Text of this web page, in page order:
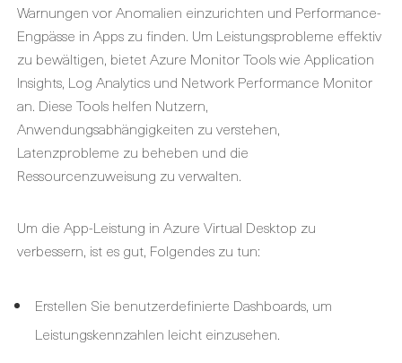
Warnungen vor Anomalien einzurichten und Performance-
Engpässe in Apps zu finden. Um Leistungsprobleme effektiv
zu bewältigen, bietet Azure Monitor Tools wie Application
Insights, Log Analytics und Network Performance Monitor
an. Diese Tools helfen Nutzern,
Anwendungsabhängigkeiten zu verstehen,
Latenzprobleme zu beheben und die
Ressourcenzuweisung zu verwalten.
Um die App-Leistung in Azure Virtual Desktop zu
verbessern, ist es gut, Folgendes zu tun:
Erstellen Sie benutzerdefinierte Dashboards, um
Leistungskennzahlen leicht einzusehen.